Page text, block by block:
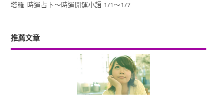
塔羅_時運占卜～時運開運小語 1/1～1/7
推薦文章